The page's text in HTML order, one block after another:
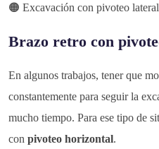
🟠 Excavación con pivoteo lateral
Brazo retro con
En algunos trabajos, tener que
constantemente para seguir la
mucho tiempo. Para ese tipo de
con pivoteo horizontal.